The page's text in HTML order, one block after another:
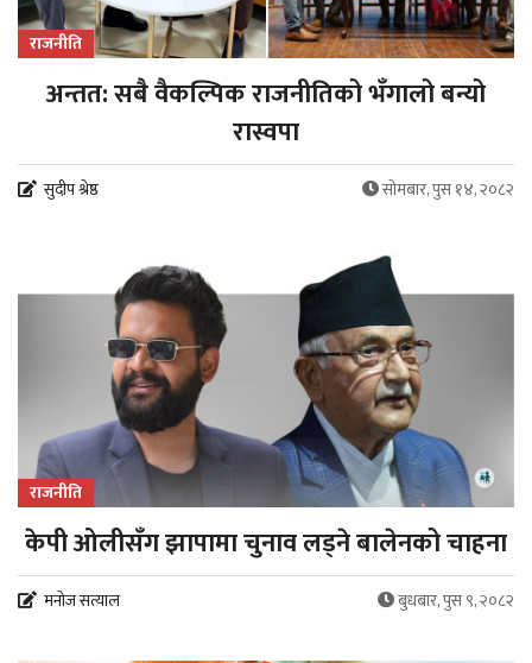
राजनीति
अन्तत: सबै वैकल्पिक राजनीतिको भँगालो बन्यो
रास्वपा
सुदीप श्रेष्ठ सोमबार, पुस १४, २०८२
राजनीति
केपी ओलीसँग झापामा चुनाव लड्ने बालेनको चाहना
मनोज सत्याल बुधबार, पुस ९, २०८२